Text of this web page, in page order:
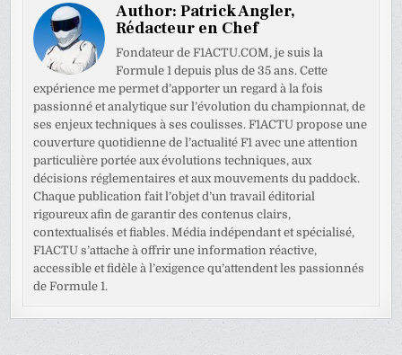
Author:Patrick Angler,
Rédacteur en Chef
Fondateur de F1ACTU.COM, je suis la
Formule 1 depuis plus de 35 ans. Cette
expérience me permet d’apporter un regard à la fois
passionné et analytique sur l’évolution du championnat, de
ses enjeux techniques à ses coulisses. F1ACTU propose une
couverture quotidienne de l’actualité F1 avec une attention
particulière portée aux évolutions techniques, aux
décisions réglementaires et aux mouvements du paddock.
Chaque publication fait l’objet d’un travail éditorial
rigoureux afin de garantir des contenus clairs,
contextualisés et fiables. Média indépendant et spécialisé,
F1ACTU s’attache à offrir une information réactive,
accessible et fidèle à l’exigence qu’attendent les passionnés
de Formule 1.